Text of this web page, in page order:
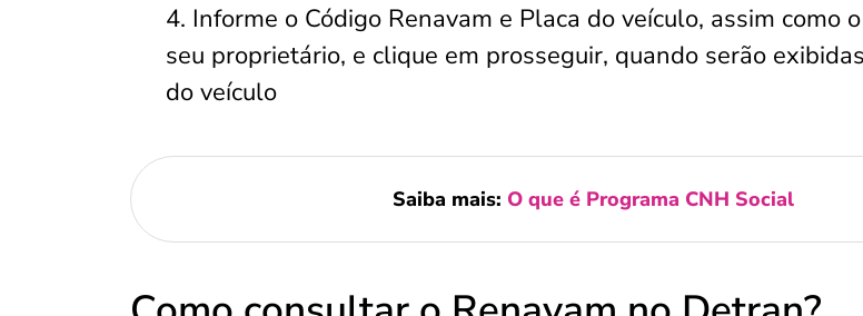
Informe o Código Renavam e Placa do veículo, assim como o
seu proprietário, e clique em prosseguir, quando serão
do veículo
Saiba mais: O que é Programa CNH Social